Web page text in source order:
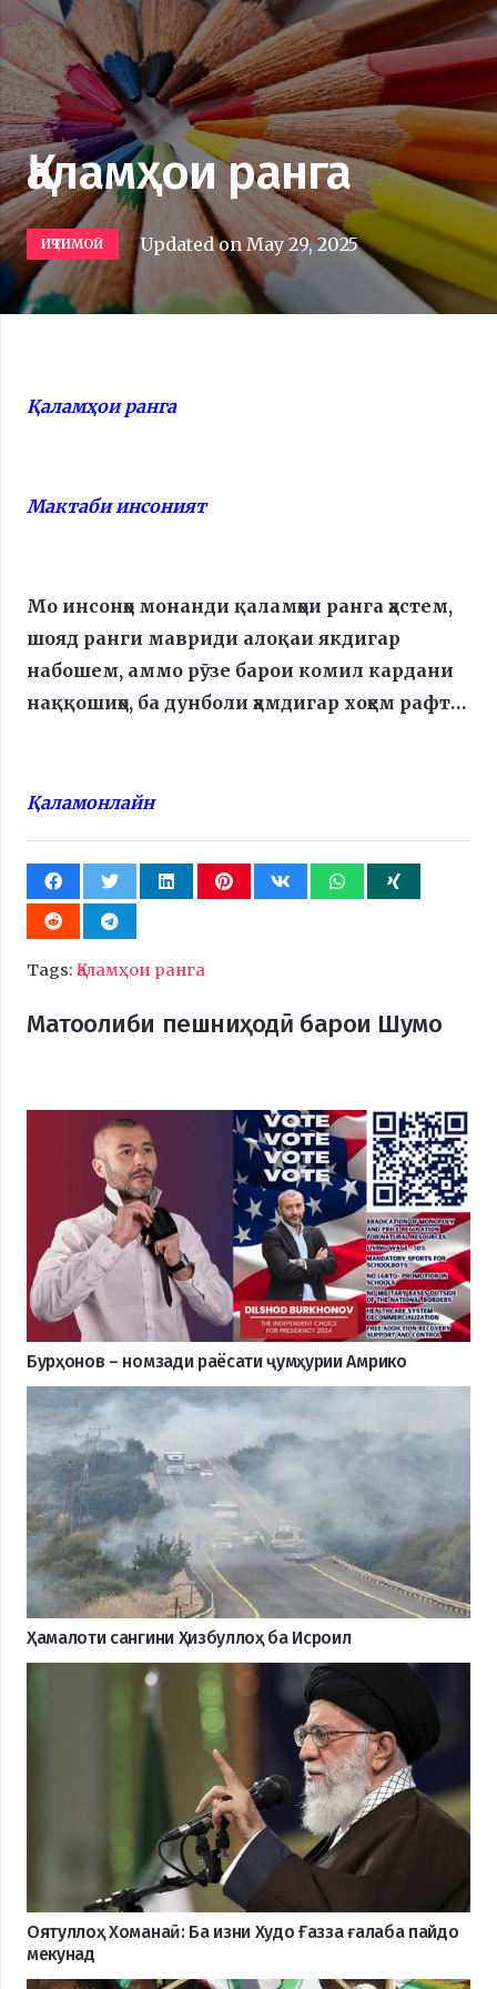
Қаламҳои ранга
ИҶТИМОӢ Updated onMay 29, 2025
Қаламҳои ранга
Мактаби инсоният
Мо инсонҳо монанди қаламҳои ранга ҳастем,
шояд ранги мавриди алоқаи якдигар
набошем, аммо рӯзе барои комил кардани
наққошиҳо, ба дунболи ҳамдигар хоҳем рафт…
Қаламонлайн
Tags: Қаламҳои ранга
Матоолиби пешниҳодӣ барои Шумо
Бурҳонов – номзади раёсати ҷумҳурии Амрико
Ҳамалоти сангини Ҳизбуллоҳ ба Исроил
Оятуллоҳ Хоманаӣ: Ба изни Худо Ғазза ғалаба пайдо
мекунад